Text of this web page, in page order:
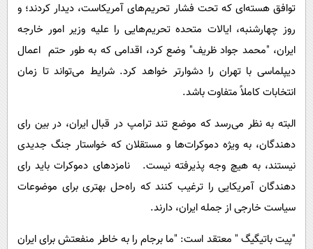
توافق هسته‌ای که تحت فشار تحریم‌های آمریکاست، دیدار کردند؛ و
روز چهارشنبه، ایالات متحده تحریم‌هایی را علیه وزیر امور خارجه
ایران، "محمد جواد ظریف" وضع کرد، اقدامی که به طور حتم اعمال
دیپلماسی با تهران را دشوارتر خواهد کرد. شرایط می‌تواند تا زمان
انتخابات کاملاً متفاوت باشد.
البته به نظر می‌رسد که موضع تند ترامپ در قبال ایران، در بین رای
دهندگان، به ویژه دموکرات‌ها و مستقلان که خواستار جنگ جدیدی
نیستند، به هیچ وجه پذیرفته نیست. نامزدهای دموکرات باید رای
دهندگان آمریکایی را ترغیب کنند که راه‌حل بهتری برای موضوعات
سیاست خارجی از جمله ایران، دارند.
"پیت باتیگیگ " معتقد است: "ما برجام را به خاطر منفعتش برای ایران